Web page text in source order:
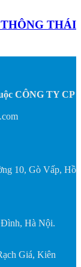
THÁI
CÔNG TY CP
10, Gò Vấp, Hồ
Đình, Hà Nội.
Giá, Kiên